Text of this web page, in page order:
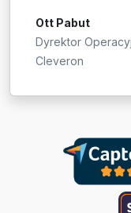
Ott Pabut
Dyrektor
Cleveron